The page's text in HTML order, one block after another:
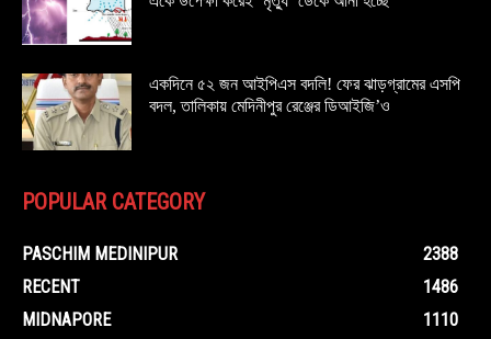
একদিনে ৫২ জন আইপিএস বদলি! ফের ঝাড়গ্রামের এসপি
বদল, তালিকায় মেদিনীপুর রেঞ্জের ডিআইজি’ও
POPULAR CATEGORY
PASCHIM MEDINIPUR
2388
RECENT
1486
MIDNAPORE
1110